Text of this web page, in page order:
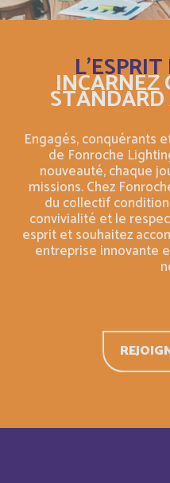
INCARNEZ
Engagés, conquérants
de Fonroche
nouveauté, chaque
missions. Chez
du collectif
convivialité et le
esprit et souhaitez
entreprise innovante
Botswana
British Indian
Brunei Darussalam
Bulgaria
Burkina Faso
Burundi
Cabo Verde